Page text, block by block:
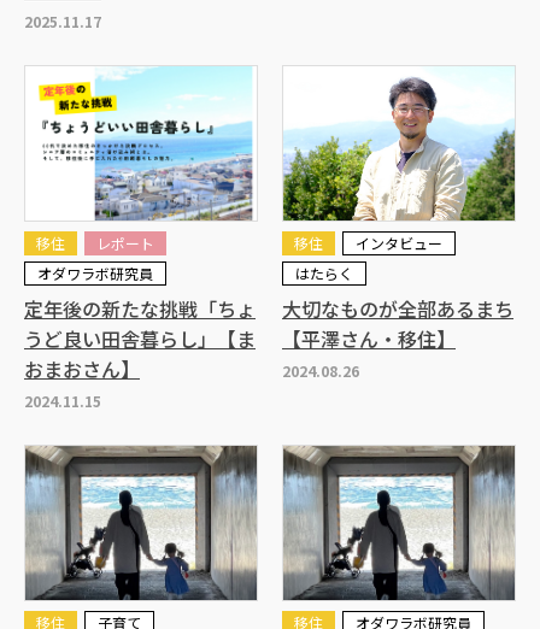
2025.11.17
2024.11.15
移住
レポート
オダワラボ研究員
定年後の新たな挑戦「ちょ
うど良い田舎暮らし」【ま
おまおさん】
2024.08.26
移住
インタビュー
はたらく
大切なものが全部あるまち
【平澤さん・移住】
移住
子育て
移住 オダワラボ研究員